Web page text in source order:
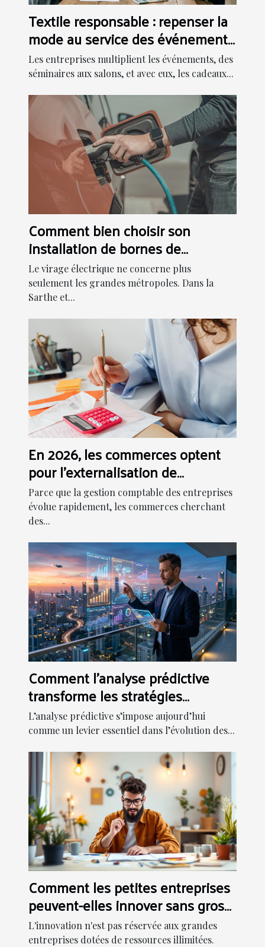
Textile responsable : repenser la
mode au service des événements
d’entreprise
Les entreprises multiplient les événements, des
séminaires aux salons, et avec eux, les cadeaux...
Comment bien choisir son
installation de bornes de
recharge pour son entreprise au
Mans ?
Le virage électrique ne concerne plus
seulement les grandes métropoles. Dans la
Sarthe et...
En 2026, les commerces optent
pour l'externalisation de
comptabilité !
Parce que la gestion comptable des entreprises
évolue rapidement, les commerces cherchant
des...
Comment l'analyse prédictive
transforme les stratégies
d'entreprise ?
L’analyse prédictive s’impose aujourd’hui
comme un levier essentiel dans l’évolution des...
Comment les petites entreprises
peuvent-elles innover sans gros
budget ?
L'innovation n'est pas réservée aux grandes
entreprises dotées de ressources illimitées.